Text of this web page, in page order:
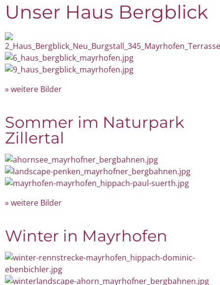
Unser Haus Bergblick
weitere Bilder
Sommer im Naturpark
Zillertal
weitere Bilder
Winter in Mayrhofen